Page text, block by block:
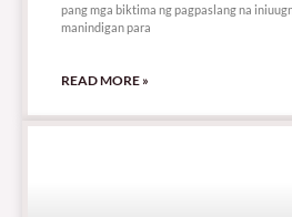
pang mga biktima ng pagpaslang na
manindigan para
READ MORE »